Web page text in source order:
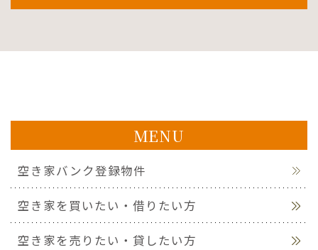
MENU
空き家バンク登録物件
空き家を買いたい・借りたい方
空き家を売りたい・貸したい方